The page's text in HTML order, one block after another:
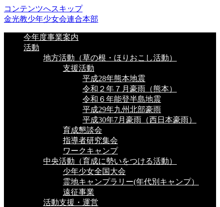
コンテンツへスキップ
金光教少年少女会連合本部
今年度事業案内
活動
地方活動（草の根・ほりおこし活動）
支援活動
平成28年熊本地震
令和２年７月豪雨（熊本）
令和６年能登半島地震
平成29年九州北部豪雨
平成30年7月豪雨（西日本豪雨）
育成懇談会
指導者研究集会
ワークキャンプ
中央活動（育成に勢いをつける活動）
少年少女全国大会
霊地キャンプラリー(年代別キャンプ）
遠征事業
活動支援・運営